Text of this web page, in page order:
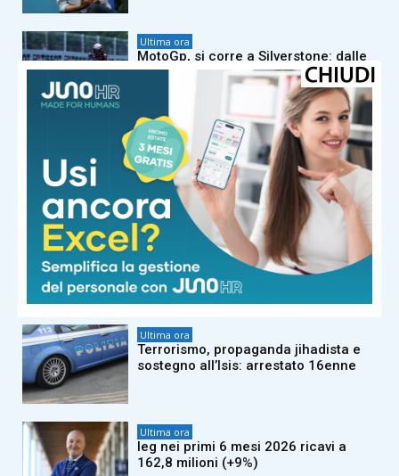
Ultima ora
MotoGp, si corre a Silverstone: dalle
libere alla gara, orari e dove vedere il
Gran Premio in tv e streaming
Ultima ora
Carburanti, accelera calo prezzi
benzina e diesel
Ultima ora
Esodo estivo, bollino nero per il fine
settimana
Ultima ora
Terrorismo, propaganda jihadista e
sostegno all’Isis: arrestato 16enne
Ultima ora
Ieg nei primi 6 mesi 2026 ricavi a
162,8 milioni (+9%)